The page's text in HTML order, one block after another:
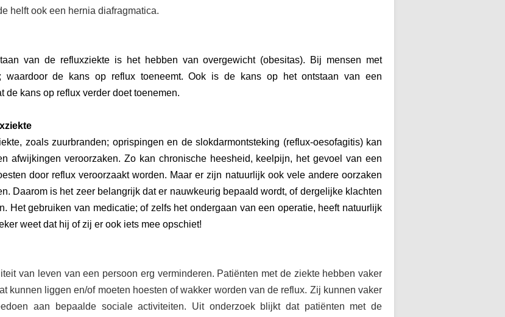
helft ook een hernia diafragmatica.
van de refluxziekte is het hebben van overgewicht (obesitas). Bij mensen met
de kans op reflux toeneemt. Ook is de kans op het ontstaan van een
de kans op reflux verder doet toenemen.
zoals zuurbranden; oprispingen en de slokdarmontsteking (reflux-oesofagitis) kan
afwijkingen veroorzaken. Zo kan chronische heesheid, keelpijn, het gevoel van een
door reflux veroorzaakt worden. Maar er zijn natuurlijk ook vele andere oorzaken
Daarom is het zeer belangrijk dat er nauwkeurig bepaald wordt, of dergelijke klachten
Het gebruiken van medicatie; of zelfs het ondergaan van een operatie, heeft natuurlijk
weet dat hij of zij er ook iets mee opschiet!
van leven van een persoon erg verminderen. Patiënten met de ziekte hebben vaker
kunnen liggen en/of moeten hoesten of wakker worden van de reflux. Zij kunnen vaker
aan bepaalde sociale activiteiten. Uit onderzoek blijkt dat patiënten met de